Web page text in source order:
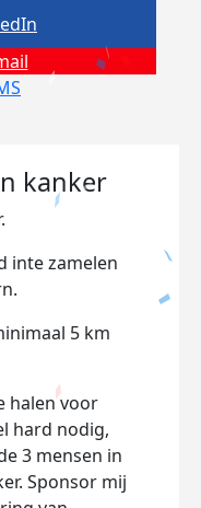
kanker
inte zamelen
5 km
halen voor
hard nodig,
3 mensen in
Sponsor mij